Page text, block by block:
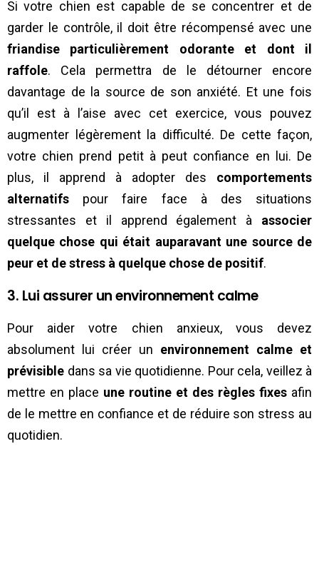
Si votre chien est capable de se concentrer et de
garder le contrôle, il doit être récompensé avec une
friandise particulièrement odorante et dont il
raffole. Cela permettra de le détourner encore
davantage de la source de son anxiété. Et une fois
qu’il est à l’aise avec cet exercice, vous pouvez
augmenter légèrement la difficulté. De cette façon,
votre chien prend petit à peut confiance en lui. De
plus, il apprend à adopter des comportements
alternatifs pour faire face à des situations
stressantes et il apprend également à associer
quelque chose qui était auparavant une source de
peur et de stress à quelque chose de positif.
3. Lui assurer un environnement calme
Pour aider votre chien anxieux, vous devez
absolument lui créer un environnement calme et
prévisible dans sa vie quotidienne. Pour cela, veillez à
mettre en place une routine et des règles fixes afin
de le mettre en confiance et de réduire son stress au
quotidien.